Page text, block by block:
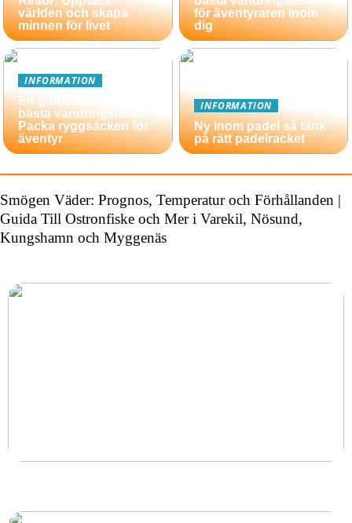
världen och skapa
minnen för livet
för äventyraren inom
dig
INFORMATION
En guide till Europas
bästa vandringsleder:
Packa ryggsäcken för
äventyr
INFORMATION
Ny inom padel så tänk
på rätt padelracket
Smögen Väder: Prognos, Temperatur och Förhållanden |
Guida Till Ostronfiske och Mer i Varekil, Nösund,
Kungshamn och Myggenäs